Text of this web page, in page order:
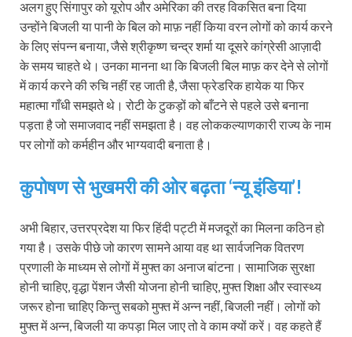
अलग हुए सिंगापुर को यूरोप और अमेरिका की तरह विकसित बना दिया
उन्होंने बिजली या पानी के बिल को माफ़ नहीं किया वरन लोगों को कार्य करने
के लिए संपन्न बनाया, जैसे श्रीकृष्ण चन्द्र शर्मा या दूसरे कांग्रेसी आज़ादी
के समय चाहते थे। उनका मानना था कि बिजली बिल माफ़ कर देने से लोगों
में कार्य करने की रुचि नहीं रह जाती है, जैसा फ्रेडरिक हायेक या फिर
महात्मा गाँधी समझते थे। रोटी के टुकड़ों को बाँटने से पहले उसे बनाना
पड़ता है जो समाजवाद नहीं समझता है। वह लोककल्याणकारी राज्य के नाम
पर लोगों को कर्महीन और भाग्यवादी बनाता है।
कुपोषण से भुखमरी की ओर बढ़ता ‘न्यू इंडिया’!
अभी बिहार, उत्तरप्रदेश या फिर हिंदी पट्टी में मजदूरों का मिलना कठिन हो
गया है। उसके पीछे जो कारण सामने आया वह था सार्वजनिक वितरण
प्रणाली के माध्यम से लोगों में मुफ्त का अनाज बांटना। सामाजिक सुरक्षा
होनी चाहिए, वृद्धा पेंशन जैसी योजना होनी चाहिए, मुफ्त शिक्षा और स्वास्थ्य
जरूर होना चाहिए किन्तु सबको मुफ्त में अन्न नहीं, बिजली नहीं। लोगों को
मुफ्त में अन्न, बिजली या कपड़ा मिल जाए तो वे काम क्यों करें। वह कहते हैं